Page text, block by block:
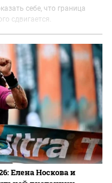
себе, что граница
сдвигается.
Елена Носкова и